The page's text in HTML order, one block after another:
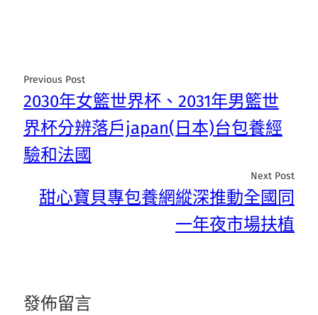
Previous Post
2030年女籃世界杯、2031年男籃世
界杯分辨落戶japan(日本)台包養經
驗和法國
Next Post
甜心寶貝專包養網縱深推動全國同
一年夜市場扶植
發佈留言